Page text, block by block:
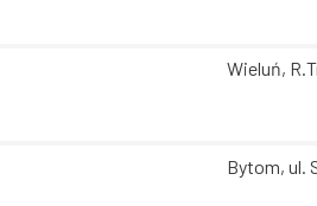
Wieluń,
Bytom, ul.